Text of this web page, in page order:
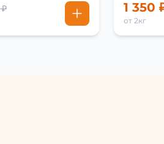
₽ 1 350
от 2кг